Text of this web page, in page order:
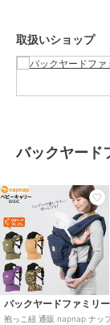
【サイズ】
[幅]約33cm [高さ]
【重量】
【耐荷重】
[最大耐荷重]約20kg
【注意点】
※お子さまが開口部
傾ける場合はお子
む時は、お子様の
ください。
※生後4か月未満の
際、本製品内で窒
取扱いショップ
バックヤード
バックヤードファミリー
抱っこ紐 通販 napnap ナッ